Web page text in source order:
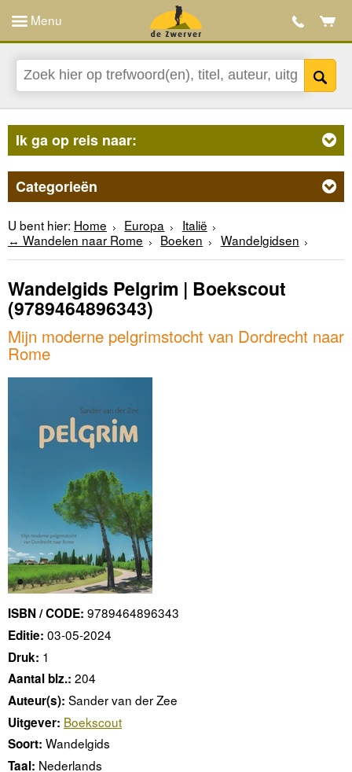
Menu
Ik ga op reis naar:
Categorieën
U bent hier: Home Europa
Italië
↔ Wandelen naar Rome
Boeken Wandelgidsen
Wandelgids Pelgrim | Boekscout
(9789464896343)
Mijn moderne pelgrimstocht van Dordrecht naar
Rome
ISBN / CODE: 9789464896343
Editie: 03-05-2024
Druk: 1
Aantal blz.: 204
Auteur(s): Sander van der Zee
Uitgever: Boekscout
Soort: Wandelgids
Taal: Nederlands